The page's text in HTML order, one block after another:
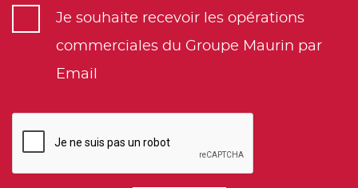
Je souhaite recevoir les opérations
commerciales du Groupe Maurin par
Email